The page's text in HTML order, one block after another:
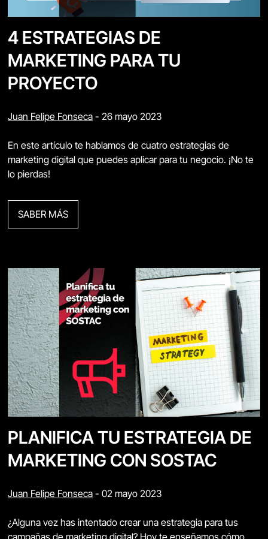
4 ESTRATEGIAS DE
MARKETING PARA TU
PROYECTO
Juan Felipe Fonseca - 26 mayo 2023
En este artículo te hablamos de cuatro estrategias de
marketing digital que puedes aplicar para tu negocio. ¡No te
lo pierdas!
SABER MÁS
PLANIFICA TU ESTRATEGIA DE
MARKETING CON SOSTAC
Juan Felipe Fonseca - 02 mayo 2023
¿Alguna vez has intentado crear una estrategia para tus